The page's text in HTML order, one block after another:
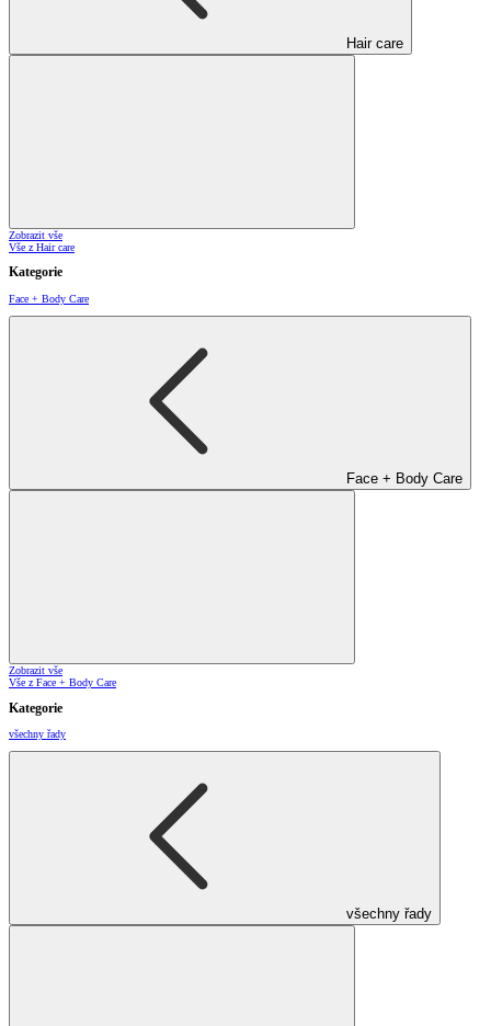
Hair care
Zobrazit vše
Vše z Hair care
Kategorie
Face + Body Care
Face + Body Care
Zobrazit vše
Vše z Face + Body Care
Kategorie
všechny řady
všechny řady